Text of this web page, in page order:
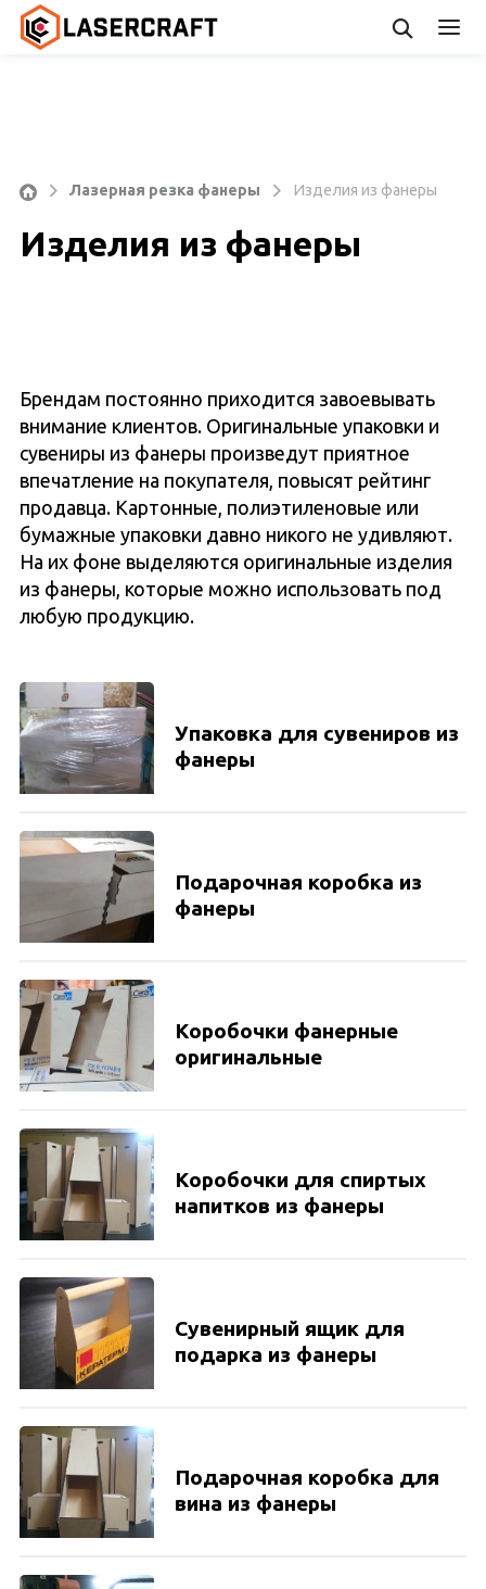
Лазерная резка фанеры Изделия из фанеры
Изделия из фанеры
Брендам постоянно приходится завоевывать
внимание клиентов. Оригинальные упаковки и
сувениры из фанеры произведут приятное
впечатление на покупателя, повысят рейтинг
продавца. Картонные, полиэтиленовые или
бумажные упаковки давно никого не удивляют.
На их фоне выделяются оригинальные изделия
из фанеры, которые можно использовать под
любую продукцию.
Упаковка для сувениров из
фанеры
Подарочная коробка из
фанеры
Коробочки фанерные
оригинальные
Коробочки для спиртых
напитков из фанеры
Сувенирный ящик для
подарка из фанеры
Подарочная коробка для
вина из фанеры